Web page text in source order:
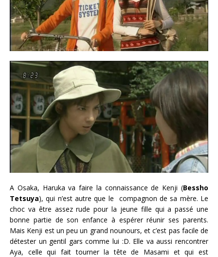
A Osaka, Haruka va faire la connaissance de Kenji (Bessho
Tetsuya), qui n’est autre que le compagnon de sa mère. Le
choc va être assez rude pour la jeune fille qui a passé une
bonne partie de son enfance à espérer réunir ses parents.
Mais Kenji est un peu un grand nounours, et c’est pas facile de
détester un gentil gars comme lui :D. Elle va aussi rencontrer
Aya, celle qui fait tourner la tête de Masami et qui est